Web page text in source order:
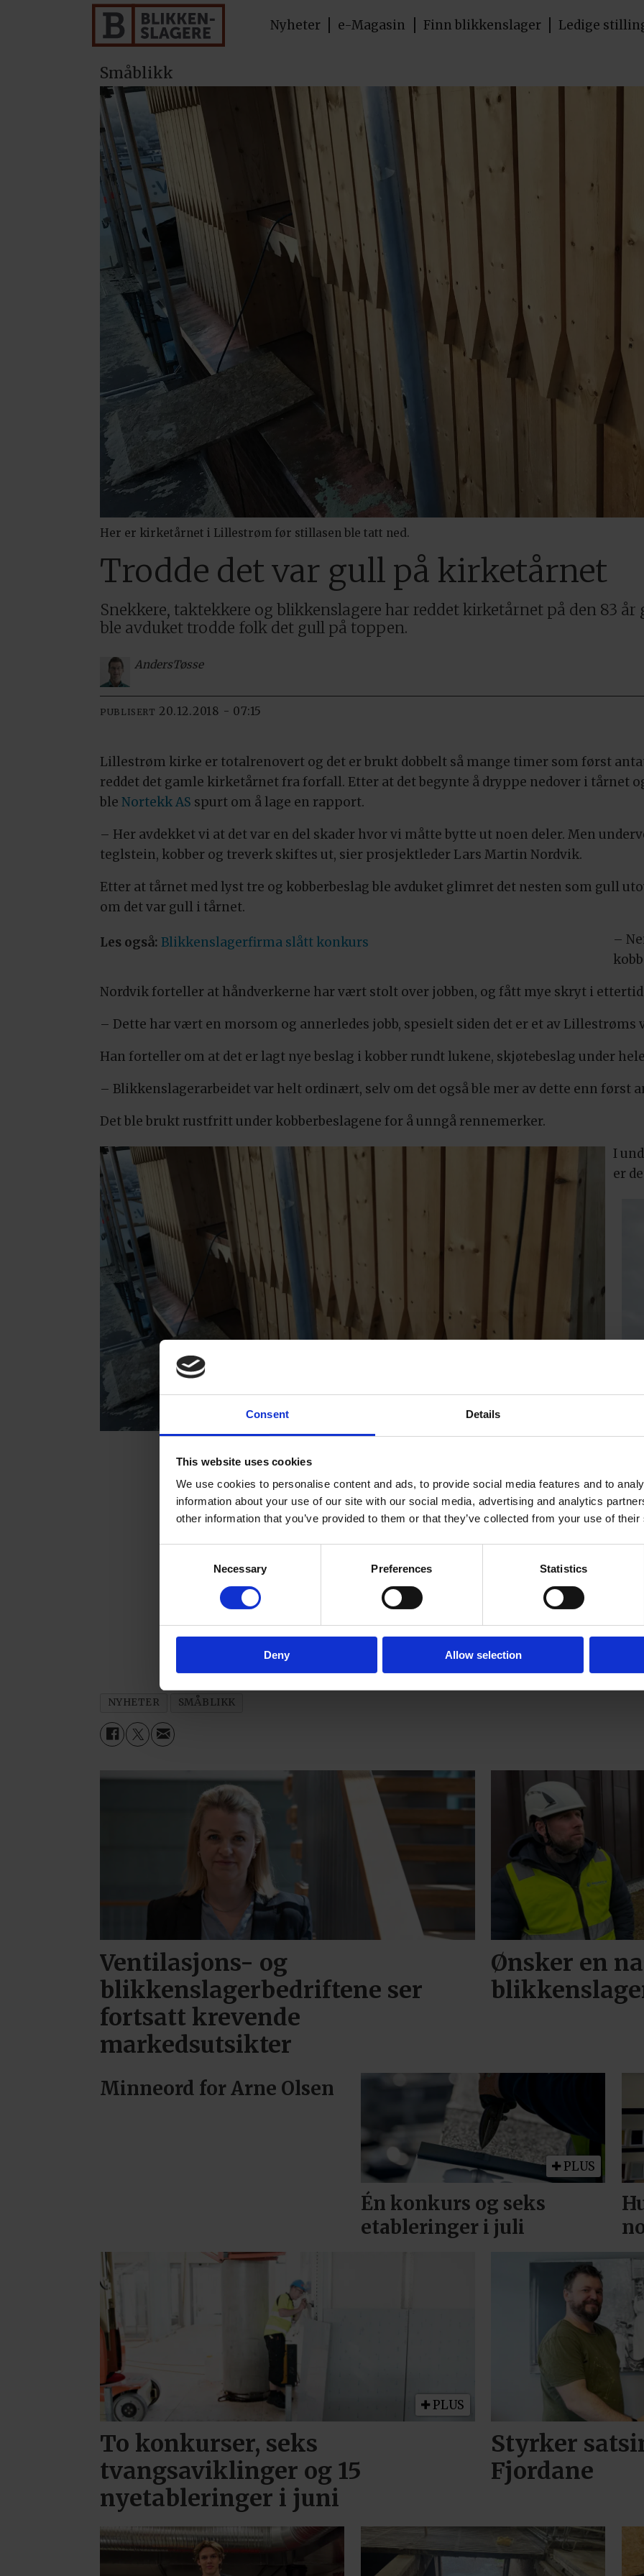
Consent Details
This website uses cookies
We use cookies to personalise content and ads, to provide social media features and to
information about your use of our site with our social media, advertising and analytics
other information that you’ve provided to them or that they’ve collected from your use of
Necessary Preferences Statistics
Deny Allow selection
Nyheter e-Magasin Finn blikkenslager Ledige
Småblikk
Her er kirketårnet i Lillestrøm før stillasen ble tatt ned.
Trodde det var gull på kirketårnet
Snekkere, taktekkere og blikkenslagere har reddet kirketårnet på den 83
ble avduket trodde folk det gull på toppen.
AndersTøsse
PUBLISERT 20.12.2018 - 07:15
Lillestrøm kirke er totalrenovert og det er brukt dobbelt så mange timer som først
reddet det gamle kirketårnet fra forfall. Etter at det begynte å dryppe nedover i tårnet
bleNortekk AS spurt om å lage en rapport.
– Her avdekket vi at det var en del skader hvor vi måtte bytte ut noen deler. Men
teglstein, kobber og treverk skiftes ut, sier prosjektleder Lars Martin Nordvik.
Etter at tårnet med lyst tre og kobberbeslag ble avduket glimret det nesten som gull
om det var gull i tårnet.
Les også: Blikkenslagerfirma slått konkurs
–
Nordvik forteller at håndverkerne har vært stolt over jobben, og fått mye skryt i
– Dette har vært en morsom og annerledes jobb, spesielt siden det er et av
Han forteller om at det er lagt nye beslag i kobber rundt lukene, skjøtebeslag under
– Blikkenslagerarbeidet var helt ordinært, selv om det også ble mer av dette enn først
Det ble brukt rustfritt under kobberbeslagene for å unngå rennemerker.
I
er
NYHETER SMÅBLIKK
Ventilasjons- og
blikkenslagerbedriftene ser
fortsatt krevende
markedsutsikter
Ønsker en
Minneord for Arne Olsen
PLUS
Én konkurs og seks
etableringer i juli
PLUS
To konkurser, seks
tvangsaviklinger og 15
nyetableringer i juni
Styrker
Fjordane